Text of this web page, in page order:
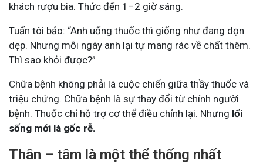
khách rượu bia. Thức đến 1–2 giờ sáng.
Tuấn tôi bảo: “Anh uống thuốc thì giống như đang dọn
dẹp. Nhưng mỗi ngày anh lại tự mang rác về chất thêm.
Thì sao khỏi được?”
Chữa bệnh không phải là cuộc chiến giữa thầy thuốc và
triệu chứng. Chữa bệnh là sự thay đổi từ chính người
bệnh. Thuốc chỉ hỗ trợ cơ thể điều chỉnh lại. Nhưng lối
sống mới là gốc rễ.
Thân – tâm là một thể thống nhất